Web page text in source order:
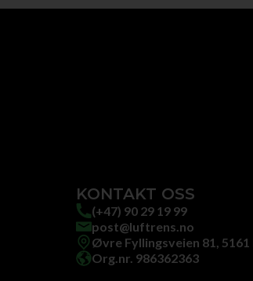
KONTAKT OSS
(+47) 90 29 19 99
post@luftrens.no
Øvre Fyllingsveien 81, 5161
Org.nr. 986362363